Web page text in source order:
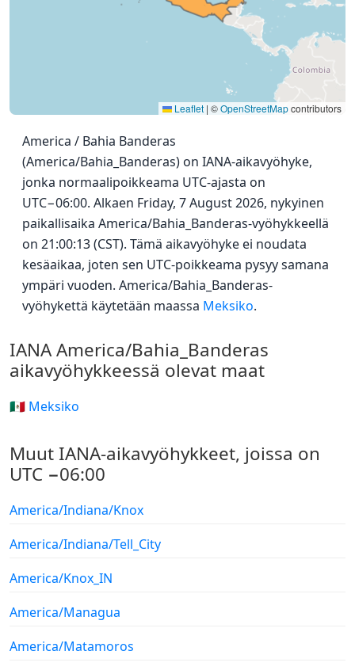
Leaflet | ©OpenStreetMapcontributors
America / Bahia Banderas
(America/Bahia_Banderas) on IANA-aikavyöhyke,
jonka normaalipoikkeama UTC-ajasta on
UTC−06:00. Alkaen Friday, 7 August 2026, nykyinen
paikallisaika America/Bahia_Banderas-vyöhykkeellä
on 21:00:13 (CST). Tämä aikavyöhyke ei noudata
kesäaikaa, joten sen UTC-poikkeama pysyy samana
ympäri vuoden. America/Bahia_Banderas-
vyöhykettä käytetään maassa Meksiko.
IANA America/Bahia_Banderas
aikavyöhykkeessä olevat maat
🇲🇽 Meksiko
Muut IANA-aikavyöhykkeet, joissa on
UTC −06:00
America/Indiana/Knox
America/Indiana/Tell_City
America/Knox_IN
America/Managua
America/Matamoros